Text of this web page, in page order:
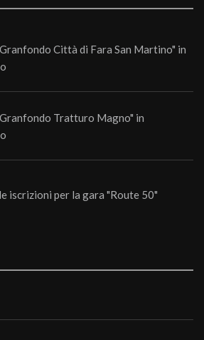
Città di Fara San Martino" in
Tratturo Magno" in
iscrizioni per la gara "Route 50"